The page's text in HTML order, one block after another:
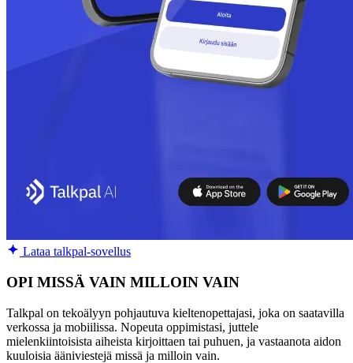
Lataa talkpal-sovellus
OPI MISSÄ VAIN MILLOIN VAIN
Talkpal on tekoälyyn pohjautuva kieltenopettajasi, joka on saatavilla
verkossa ja mobiilissa. Nopeuta oppimistasi, juttele
mielenkiintoisista aiheista kirjoittaen tai puhuen, ja vastaanota aidon
kuuloisia ääniviestejä missä ja milloin vain.